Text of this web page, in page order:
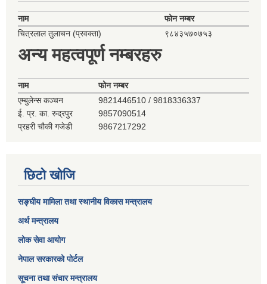
नाम
फोन नम्बर
चित्रलाल तुलाचन (प्रवक्ता)
९८४३५७०७५३
अन्य महत्वपूर्ण नम्बरहरु
नाम
फोन नम्बर
एम्बुलेन्स कञ्‍चन
9821446510 / 9818336337
ई. प्र. का. रुद्रपुर
9857090514
प्रहरी चौकी गजेडी
9867217292
छिटो खोजि
सङ्घीय मामिला तथा स्थानीय विकास मन्त्रालय
अर्थ मन्त्रालय
लोक सेवा आयोग
नेपाल सरकारको पोर्टल
सूचना तथा संचार मन्त्रालय